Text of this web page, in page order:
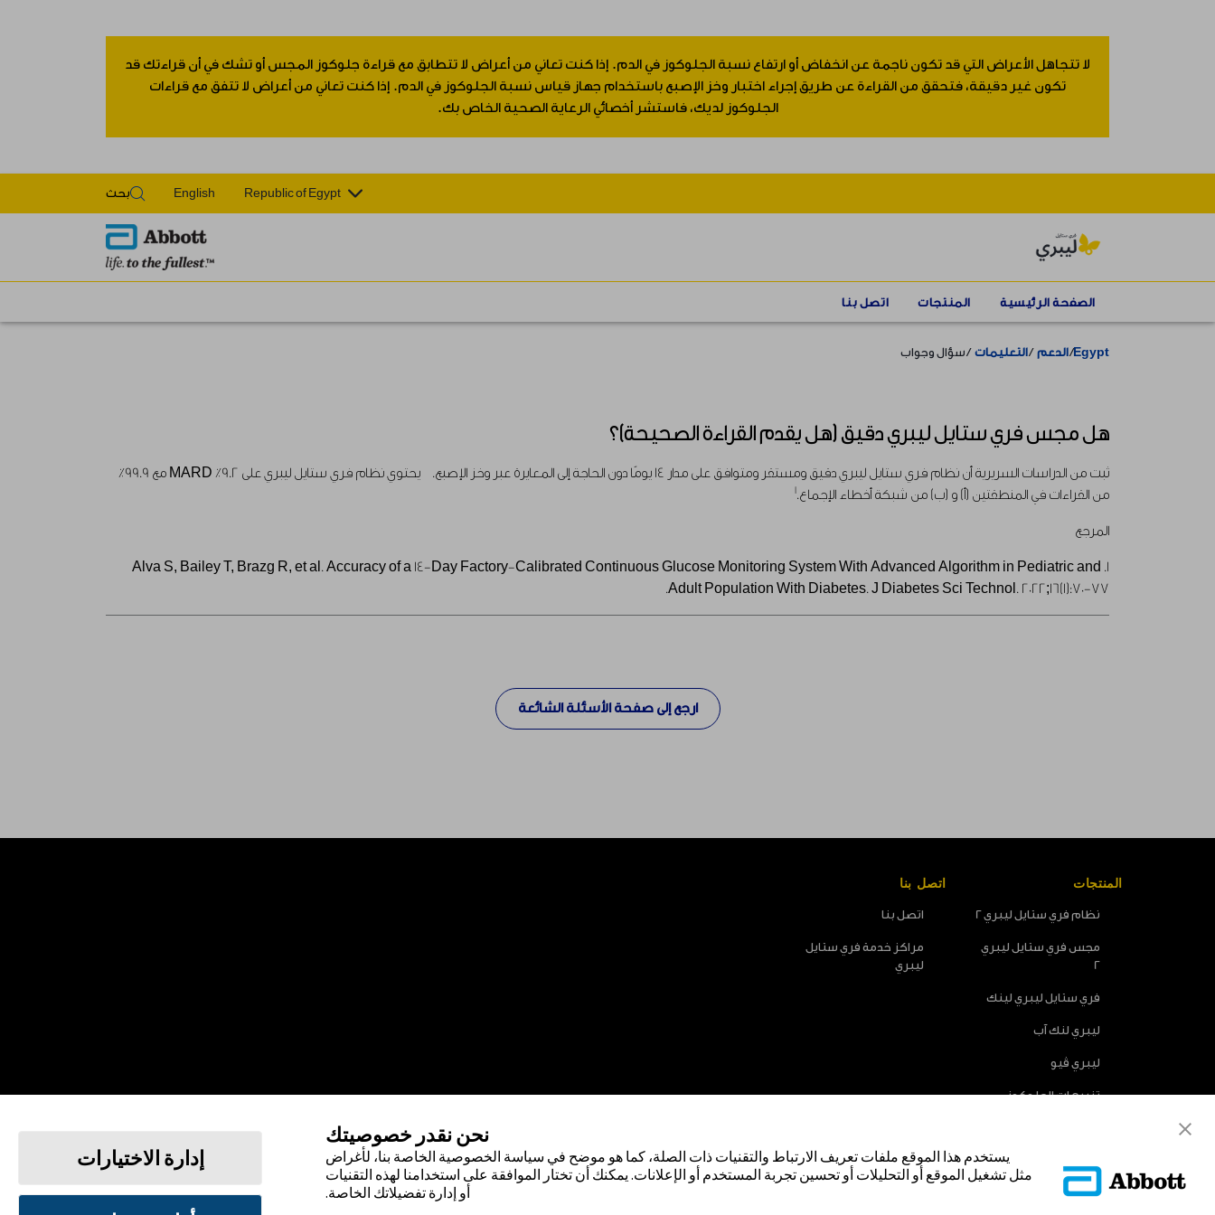
لا تتجاهل الأعراض التي قد تكون ناجمة عن انخفاض أو ارتفاع نسبة الجلوكوز في الدم. إذا كنت تعاني من أعراض لا تتطابق مع قراءة جلوكوز المجس أو تشك في أن قراءتك قد
تكون غير دقيقة، فتحقق من القراءة عن طريق إجراء اختبار وخز الإصبع باستخدام جهاز قياس نسبة الجلوكوز في الدم. إذا كنت تعاني من أعراض لا تتفق مع قراءات
الجلوكوز لديك، فاستشر أخصائي الرعاية الصحية الخاص بك.
Republic of Egypt
English بحث
الصفحة الرئيسية المنتجات اتصل بنا
Egypt الدعم التعليمات سؤال وجواب
هل مجس فري ستايل ليبري دقيق (هل يقدم القراءة الصحيحة)؟
ثبت من الدراسات السريرية أن نظام فري ستايل ليبري دقيق ومستقر ومتوافق على مدار 14 يومًا دون الحاجة إلى المعايرة عبر وخز الإصبع. يحتوي نظام فري ستايل ليبري على 9.2٪ MARD مع 99.9٪
من القراءات في المنطقتين (أ) و (ب) من شبكة أخطاء الإجماع.1
المرجع
1. Alva S, Bailey T, Brazg R, et al. Accuracy of a 14-Day Factory-Calibrated Continuous Glucose Monitoring System With Advanced Algorithm in Pediatric and
Adult Population With Diabetes. J Diabetes Sci Technol. 2022;16(1):70-77.
ارجع إلى صفحة الأسئلة الشائعة
المنتجات
نظام فري ستايل ليبري 2
مجس فري ستايل ليبري
2
فري ستايل ليبري لينك
ليبري لنك آب
ليبري ڤيو
تنبيهات الجلوكوز
اتصل بنا
اتصل بنا
مراكز خدمة فري ستايل
ليبري
نحن نقدر خصوصيتك
يستخدم هذا الموقع ملفات تعريف الارتباط والتقنيات ذات الصلة، كما هو موضح في سياسة الخصوصية الخاصة بنا، لأغراض
مثل تشغيل الموقع أو التحليلات أو تحسين تجربة المستخدم أو الإعلانات. يمكنك أن تختار الموافقة على استخدامنا لهذه التقنيات
أو إدارة تفضيلاتك الخاصة.
إدارة الاختيارات